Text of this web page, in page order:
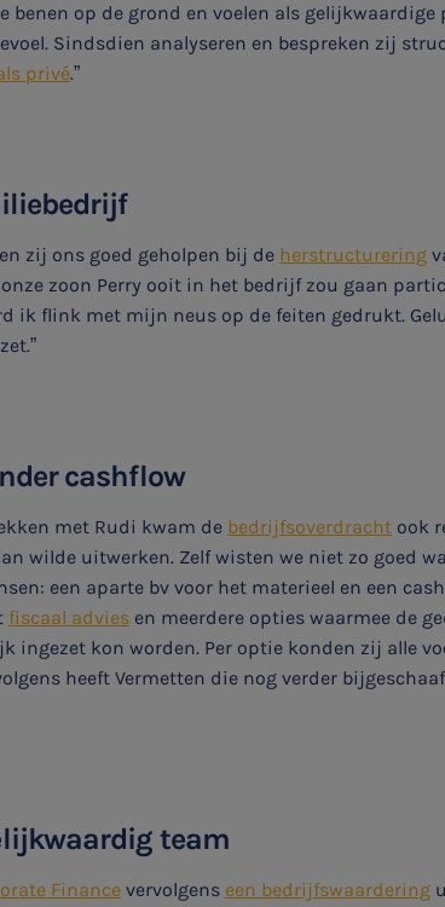
benen op de grond en voelen als
Sindsdien analyseren en bespreken zij
privé.”
zij ons goed geholpen bij de herstructurering
zoon Perry ooit in het bedrijf zou gaan
ik flink met mijn neus op de feiten gedrukt.
cashflow
met Rudi kwam de bedrijfsoverdracht ook
wilde uitwerken. Zelf wisten we niet zo goed
een aparte bv voor het materieel en een
fiscaal advies en meerdere opties waarmee de
ingezet kon worden. Per optie konden zij alle
heeft Vermetten die nog verder
team
Finance vervolgens een bedrijfswaardering